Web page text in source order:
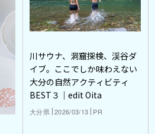
川サウナ、洞窟探検、渓谷ダ
イブ。ここでしか味わえない
大分の自然アクティビティ
BEST３｜edit Oita
大分県 2026/03/13 PR